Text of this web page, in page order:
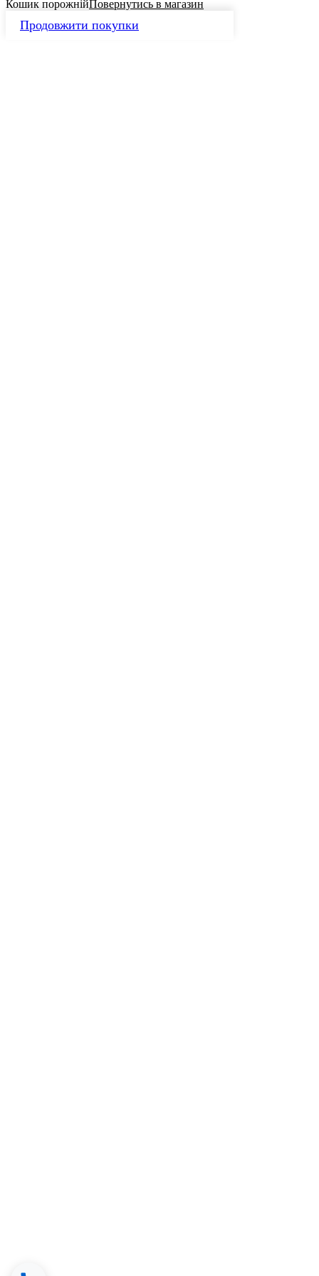
Кошик порожнійПовернутись в магазин
Продовжити покупки